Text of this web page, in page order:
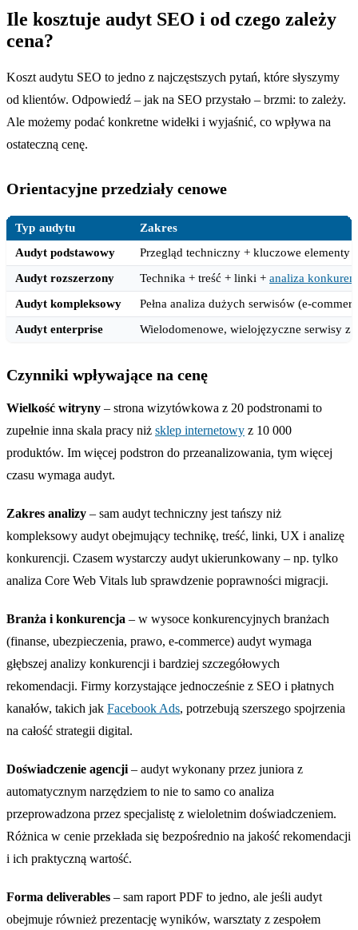
Ile kosztuje audyt SEO i od czego zależy
cena?
Koszt audytu SEO to jedno z najczęstszych pytań, które słyszymy
od klientów. Odpowiedź – jak na SEO przystało – brzmi: to zależy.
Ale możemy podać konkretne widełki i wyjaśnić, co wpływa na
ostateczną cenę.
Orientacyjne przedziały cenowe
Typ audytu
Zakres
Audyt podstawowy
Przegląd techniczny + kluczowe elementy
Audyt rozszerzony
Technika + treść + linki +analiza
Audyt kompleksowy
Pełna analiza dużych serwisów (e-
Audyt enterprise
Wielodomenowe, wielojęzyczne serwisy z
Czynniki wpływające na cenę
Wielkość witryny – strona wizytówkowa z 20 podstronami to
zupełnie inna skala pracy niż sklep internetowy z 10 000
produktów. Im więcej podstron do przeanalizowania, tym więcej
czasu wymaga audyt.
Zakres analizy – sam audyt techniczny jest tańszy niż
kompleksowy audyt obejmujący technikę, treść, linki, UX i analizę
konkurencji. Czasem wystarczy audyt ukierunkowany – np. tylko
analiza Core Web Vitals lub sprawdzenie poprawności migracji.
Branża i konkurencja – w wysoce konkurencyjnych branżach
(finanse, ubezpieczenia, prawo, e-commerce) audyt wymaga
głębszej analizy konkurencji i bardziej szczegółowych
rekomendacji. Firmy korzystające jednocześnie z SEO i płatnych
kanałów, takich jak Facebook Ads, potrzebują szerszego spojrzenia
na całość strategii digital.
Doświadczenie agencji – audyt wykonany przez juniora z
automatycznym narzędziem to nie to samo co analiza
przeprowadzona przez specjalistę z wieloletnim doświadczeniem.
Różnica w cenie przekłada się bezpośrednio na jakość rekomendacji
i ich praktyczną wartość.
Forma deliverables – sam raport PDF to jedno, ale jeśli audyt
obejmuje również prezentację wyników, warsztaty z zespołem